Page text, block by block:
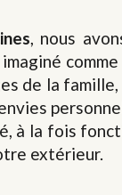
, nous
de la
à la fois
extérieur.